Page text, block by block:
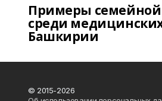
Примеры
среди
Башкирии
© 2015-2026